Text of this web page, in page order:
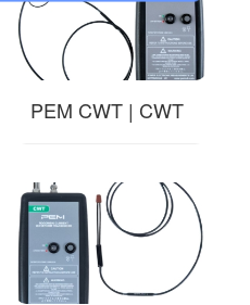
PEM CWT | CWT